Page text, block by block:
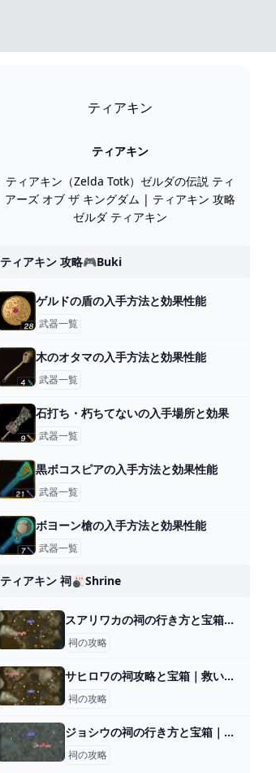
ティアキン
ティアキン
ティアキン（Zelda Totk）ゼルダの伝説 ティ
アーズ オブ ザ キングダム | ティアキン 攻略
ゼルダ ティアキン
ティアキン 攻略🎮buki
ゲルドの盾の入手方法と効果性能
武器一覧
木のオタマの入手方法と効果性能
武器一覧
石打ち・朽ちてないの入手場所と効果
武器一覧
黒ボコスピアの入手方法と効果性能
武器一覧
ボヨーン槍の入手方法と効果性能
武器一覧
ティアキン 祠🎳shrine
スアリワカの祠の行き方と宝箱｜ラウルの祝福
祠の攻略
サヒロワの祠攻略と宝箱｜救いは天にあり
祠の攻略
ジョシウの祠の行き方と宝箱｜ラウルの祝福
祠の攻略